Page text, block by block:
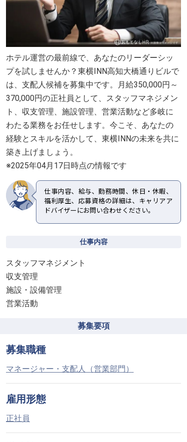
ホテル運営の最前線で、あなたのリーダーシッ
プを試しませんか？東横INN高知大橋通りビルで
は、支配人候補を募集中です。月給350,000円～
370,000円の正社員として、スタッフマネジメン
ト、収支管理、施設管理、営業活動など多岐に
わたる業務をお任せします。今こそ、あなたの
経験とスキルを活かして、東横INNの未来を共に
築き上げましょう。
※2025年04月17日時点の情報です
仕事内容、給与、勤務時間、休日・休暇、
福利厚生、応募資格の詳細は、キャリアア
ドバイザーにお問い合わせください。
仕事内容
スタッフマネジメント
収支管理
施設・設備管理
営業活動
募集要項
募集職種
マネージャー・支配人（営業部門）
雇用形態
正社員